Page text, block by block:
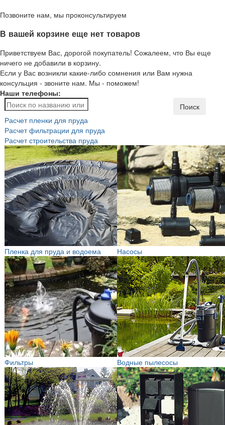
Позвоните нам, мы проконсультируем
В вашей корзине еще нет товаров
Приветствуем Вас, дорогой покупатель! Сожалеем, что Вы еще
ничего не добавили в корзину.
Если у Вас возникли какие-либо сомнения или Вам нужна
консульция - звоните нам. Мы - поможем!
Наши телефоны:
Поиск
Расчет пленки для пруда
Расчет фильтрации для пруда
Расчет строительства пруда
Пленка для пруда и водоема Насосы
Фильтры Водные пылесосы